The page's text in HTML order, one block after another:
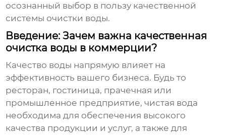
осознанный выбор в пользу качественной
системы очистки воды.
Введение: Зачем важна качественная
очистка воды в коммерции?
Качество воды напрямую влияет на
эффективность вашего бизнеса. Будь то
ресторан, гостиница, прачечная или
промышленное предприятие, чистая вода
необходима для обеспечения высокого
качества продукции и услуг, а также для